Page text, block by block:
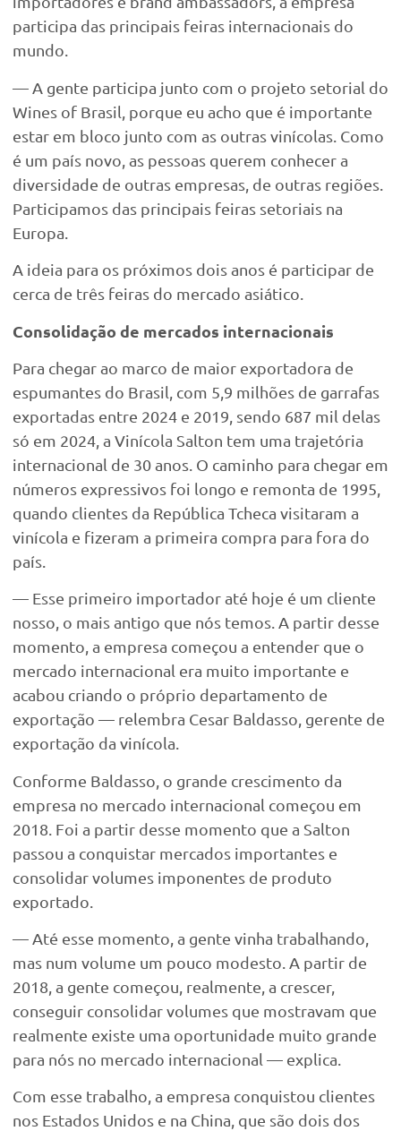
participa das principais feiras internacionais do
mundo.
— A gente participa junto com o projeto setorial do
Wines of Brasil, porque eu acho que é importante
estar em bloco junto com as outras vinícolas. Como
é um país novo, as pessoas querem conhecer a
diversidade de outras empresas, de outras regiões.
Participamos das principais feiras setoriais na
Europa.
A ideia para os próximos dois anos é participar de
cerca de três feiras do mercado asiático.
Consolidação de mercados internacionais
Para chegar ao marco de maior exportadora de
espumantes do Brasil, com 5,9 milhões de garrafas
exportadas entre 2024 e 2019, sendo 687 mil delas
só em 2024, a Vinícola Salton tem uma trajetória
internacional de 30 anos. O caminho para chegar em
números expressivos foi longo e remonta de 1995,
quando clientes da República Tcheca visitaram a
vinícola e fizeram a primeira compra para fora do
país.
— Esse primeiro importador até hoje é um cliente
nosso, o mais antigo que nós temos. A partir desse
momento, a empresa começou a entender que o
mercado internacional era muito importante e
acabou criando o próprio departamento de
exportação — relembra Cesar Baldasso, gerente de
exportação da vinícola.
Conforme Baldasso, o grande crescimento da
empresa no mercado internacional começou em
2018. Foi a partir desse momento que a Salton
passou a conquistar mercados importantes e
consolidar volumes imponentes de produto
exportado.
— Até esse momento, a gente vinha trabalhando,
mas num volume um pouco modesto. A partir de
2018, a gente começou, realmente, a crescer,
conseguir consolidar volumes que mostravam que
realmente existe uma oportunidade muito grande
para nós no mercado internacional — explica.
Com esse trabalho, a empresa conquistou clientes
nos Estados Unidos e na China, que são dois dos